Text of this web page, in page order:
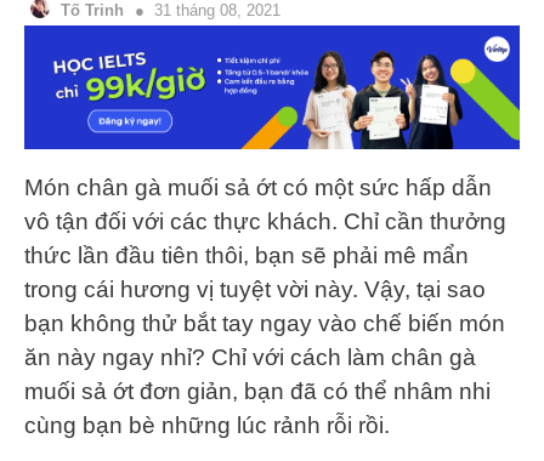
Tố Trinh 31 tháng 08, 2021
Món chân gà muối sả ớt có một sức hấp dẫn
vô tận đối với các thực khách. Chỉ cần thưởng
thức lần đầu tiên thôi, bạn sẽ phải mê mẩn
trong cái hương vị tuyệt vời này. Vậy, tại sao
bạn không thử bắt tay ngay vào chế biến món
ăn này ngay nhỉ? Chỉ với cách làm chân gà
muối sả ớt đơn giản, bạn đã có thể nhâm nhi
cùng bạn bè những lúc rảnh rỗi rồi.